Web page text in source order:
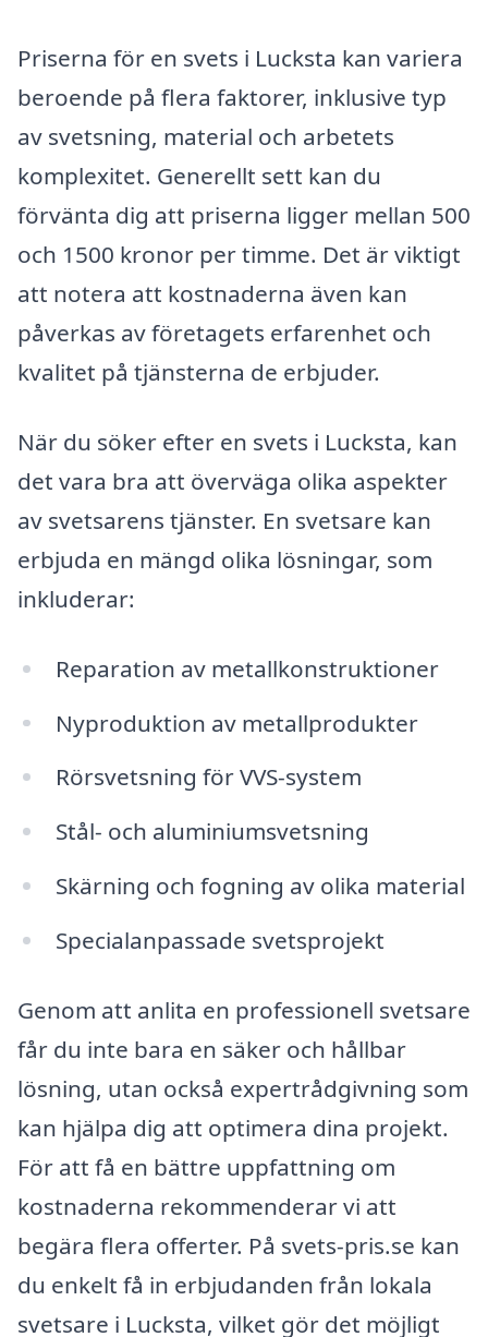
Priserna för en svets i Lucksta kan variera
beroende på flera faktorer, inklusive typ
av svetsning, material och arbetets
komplexitet. Generellt sett kan du
förvänta dig att priserna ligger mellan 500
och 1500 kronor per timme. Det är viktigt
att notera att kostnaderna även kan
påverkas av företagets erfarenhet och
kvalitet på tjänsterna de erbjuder.
När du söker efter en svets i Lucksta, kan
det vara bra att överväga olika aspekter
av svetsarens tjänster. En svetsare kan
erbjuda en mängd olika lösningar, som
inkluderar:
Reparation av metallkonstruktioner
Nyproduktion av metallprodukter
Rörsvetsning för VVS-system
Stål- och aluminiumsvetsning
Skärning och fogning av olika material
Specialanpassade svetsprojekt
Genom att anlita en professionell svetsare
får du inte bara en säker och hållbar
lösning, utan också expertrådgivning som
kan hjälpa dig att optimera dina projekt.
För att få en bättre uppfattning om
kostnaderna rekommenderar vi att
begära flera offerter. På svets-pris.se kan
du enkelt få in erbjudanden från lokala
svetsare i Lucksta, vilket gör det möjligt